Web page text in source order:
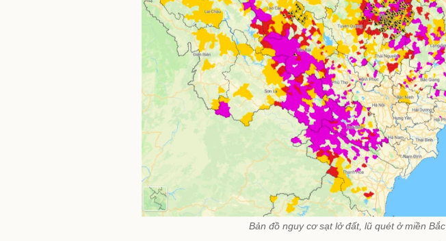
Bản đồ nguy cơ sạt lở đất, lũ quét ở miền Bắc